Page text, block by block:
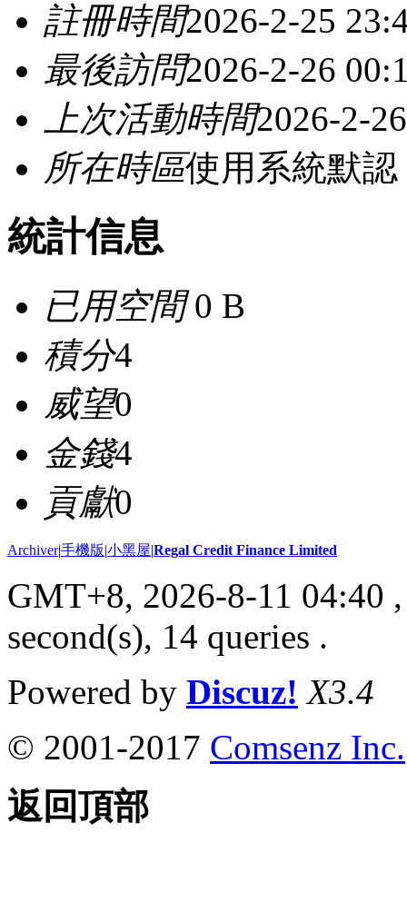
註冊時間2026-2-25
最後訪問2026-2-26
上次活動時間2026-2-
所在時區使用系統默認
統計信息
已用空間0 B
積分4
威望0
金錢4
貢獻0
Archiver|手機版|小黑屋|Regal Credit Finance Limited
GMT+8, 2026-8-11 04:40
second(s), 14 queries .
Powered by Discuz! X3.4
© 2001-2017 Comsenz Inc.
返回頂部